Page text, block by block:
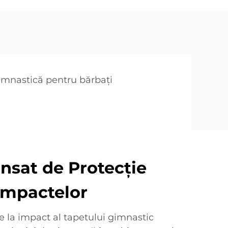
pentru bărbați
de Protecţie
la impact al tapetului gimnastic